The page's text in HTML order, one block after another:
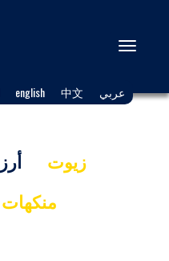
english 中文 عربي
Toggle
زيوت أرز
منكهات